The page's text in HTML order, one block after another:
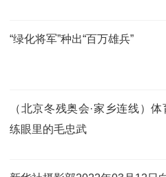
“绿化将军”种出“百万雄兵”
（北京冬残奥会·家乡连线）
练眼里的毛忠武